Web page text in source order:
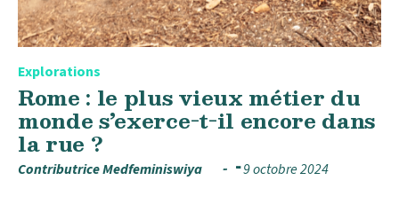
Explorations
Rome : le plus vieux métier du
monde s’exerce-t-il encore dans
la rue ?
Contributrice Medfeminiswiya 9 octobre 2024